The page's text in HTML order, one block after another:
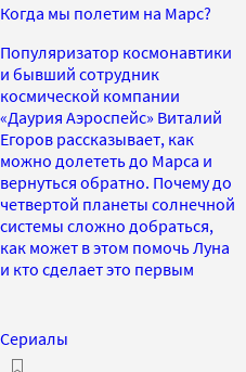
Когда мы полетим на Марс?
Популяризатор космонавтики
и бывший сотрудник
космической компании
«Даурия Аэроспейс» Виталий
Егоров рассказывает, как
можно долететь до Марса и
вернуться обратно. Почему до
четвертой планеты солнечной
системы сложно добраться,
как может в этом помочь Луна
и кто сделает это первым
Сериалы